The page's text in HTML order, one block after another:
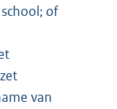
of
van